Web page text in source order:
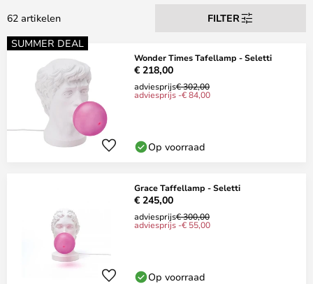
62 artikelen
FILTER
SUMMER DEAL
Wonder Times Tafellamp - Seletti
€ 218,00
adviesprijs€ 302,00
adviesprijs -€ 84,00
Op voorraad
Grace Taffellamp - Seletti
€ 245,00
adviesprijs€ 300,00
adviesprijs -€ 55,00
Op voorraad